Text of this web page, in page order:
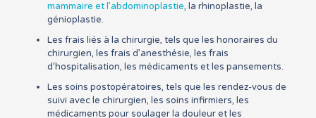
mammaire et l’abdominoplastie, la rhinoplastie, la
génioplastie.
Les frais liés à la chirurgie, tels que les honoraires du
chirurgien, les frais d’anesthésie, les frais
d’hospitalisation, les médicaments et les pansements.
Les soins postopératoires, tels que les rendez-vous de
suivi avec le chirurgien, les soins infirmiers, les
médicaments pour soulager la douleur et les